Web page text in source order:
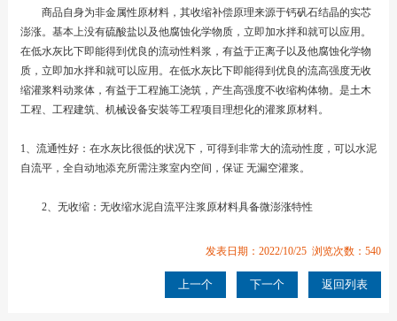
商品自身为非金属性原材料，其收缩补偿原理来源于钙矾石结晶的实芯
澎涨。基本上没有硫酸盐以及他腐蚀化学物质，立即加水拌和就可以应用。
在低水灰比下即能得到优良的流动性料浆，有益于正离子以及他腐蚀化学物
质，立即加水拌和就可以应用。在低水灰比下即能得到优良的流高强度无收
缩灌浆料动浆体，有益于工程施工浇筑，产生高强度不收缩构体物。是土木
工程、工程建筑、机械设备安裝等工程项目理想化的灌浆原材料。
1、流通性好：在水灰比很低的状况下，可得到非常大的流动性度，可以水泥
自流平，全自动地添充所需注浆室内空间，保证 无漏空灌浆。
2、无收缩：无收缩水泥自流平注浆原材料具备微澎涨特性
发表日期：2022/10/25 浏览次数：540
上一个 下一个 返回列表